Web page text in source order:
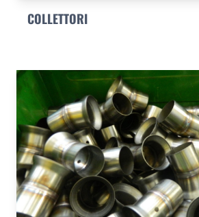
COLLETTORI